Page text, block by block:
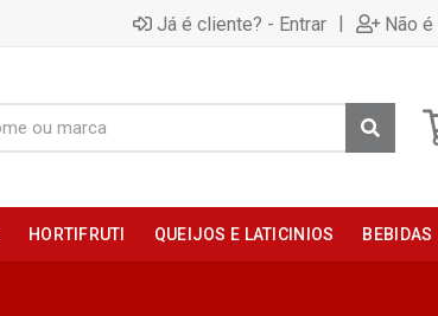
Já é cliente? - Entrar | Não
HORTIFRUTI QUEIJOS E LATICINIOS BEBIDAS